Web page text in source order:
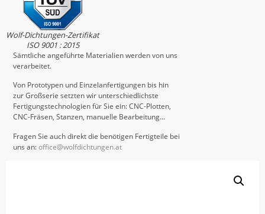
Wolf-Dichtungen-Zertifikat
ISO 9001 : 2015
Sämtliche angeführte Materialien werden von uns
verarbeitet.
Von Prototypen und Einzelanfertigungen bis hin
zur Großserie setzten wir unterschiedlichste
Fertigungstechnologien für Sie ein: CNC-Plotten,
CNC-Fräsen, Stanzen, manuelle Bearbeitung…
Fragen Sie auch direkt die benötigen Fertigteile bei
uns an:office@wolfdichtungen.at